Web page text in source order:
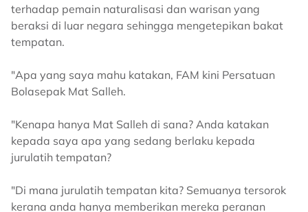
terhadap pemain naturalisasi dan warisan yang
beraksi di luar negara sehingga mengetepikan bakat
tempatan.
"Apa yang saya mahu katakan, FAM kini Persatuan
Bolasepak Mat Salleh.
"Kenapa hanya Mat Salleh di sana? Anda katakan
kepada saya apa yang sedang berlaku kepada
jurulatih tempatan?
"Di mana jurulatih tempatan kita? Semuanya tersorok
kerana anda hanya memberikan mereka peranan